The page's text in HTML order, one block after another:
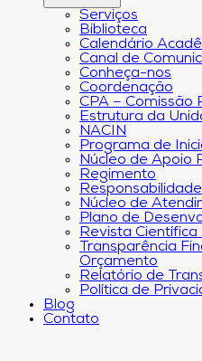
Serviços
Biblioteca
Calendário
Canal de
Conheça-nos
Coordenação
CPA – Comissão
Estrutura da
NACIN
Programa de
Núcleo de Apoio
Regimento
Responsabilidade
Núcleo de
Plano de
Revista
Transparência
Orçamento
Relatório de
Política de
Blog
Contato